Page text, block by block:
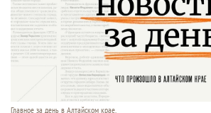
Главное за день в Алтайском крае.